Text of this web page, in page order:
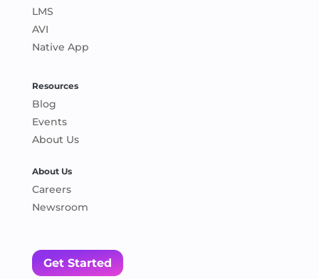
LMS
AVI
Native App
Resources
Blog
Events
About Us
About Us
Careers
Newsroom
Get Started